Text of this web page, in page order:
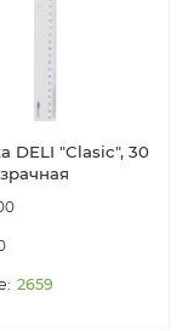
DELI "Clasic", 30
2659